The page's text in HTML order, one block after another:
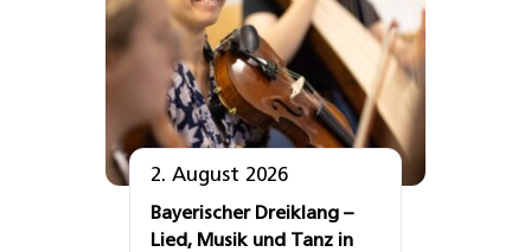
2. August 2026
Bayerischer Dreiklang –
Lied, Musik und Tanz in